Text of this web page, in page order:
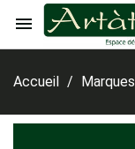

Accueil
Marques